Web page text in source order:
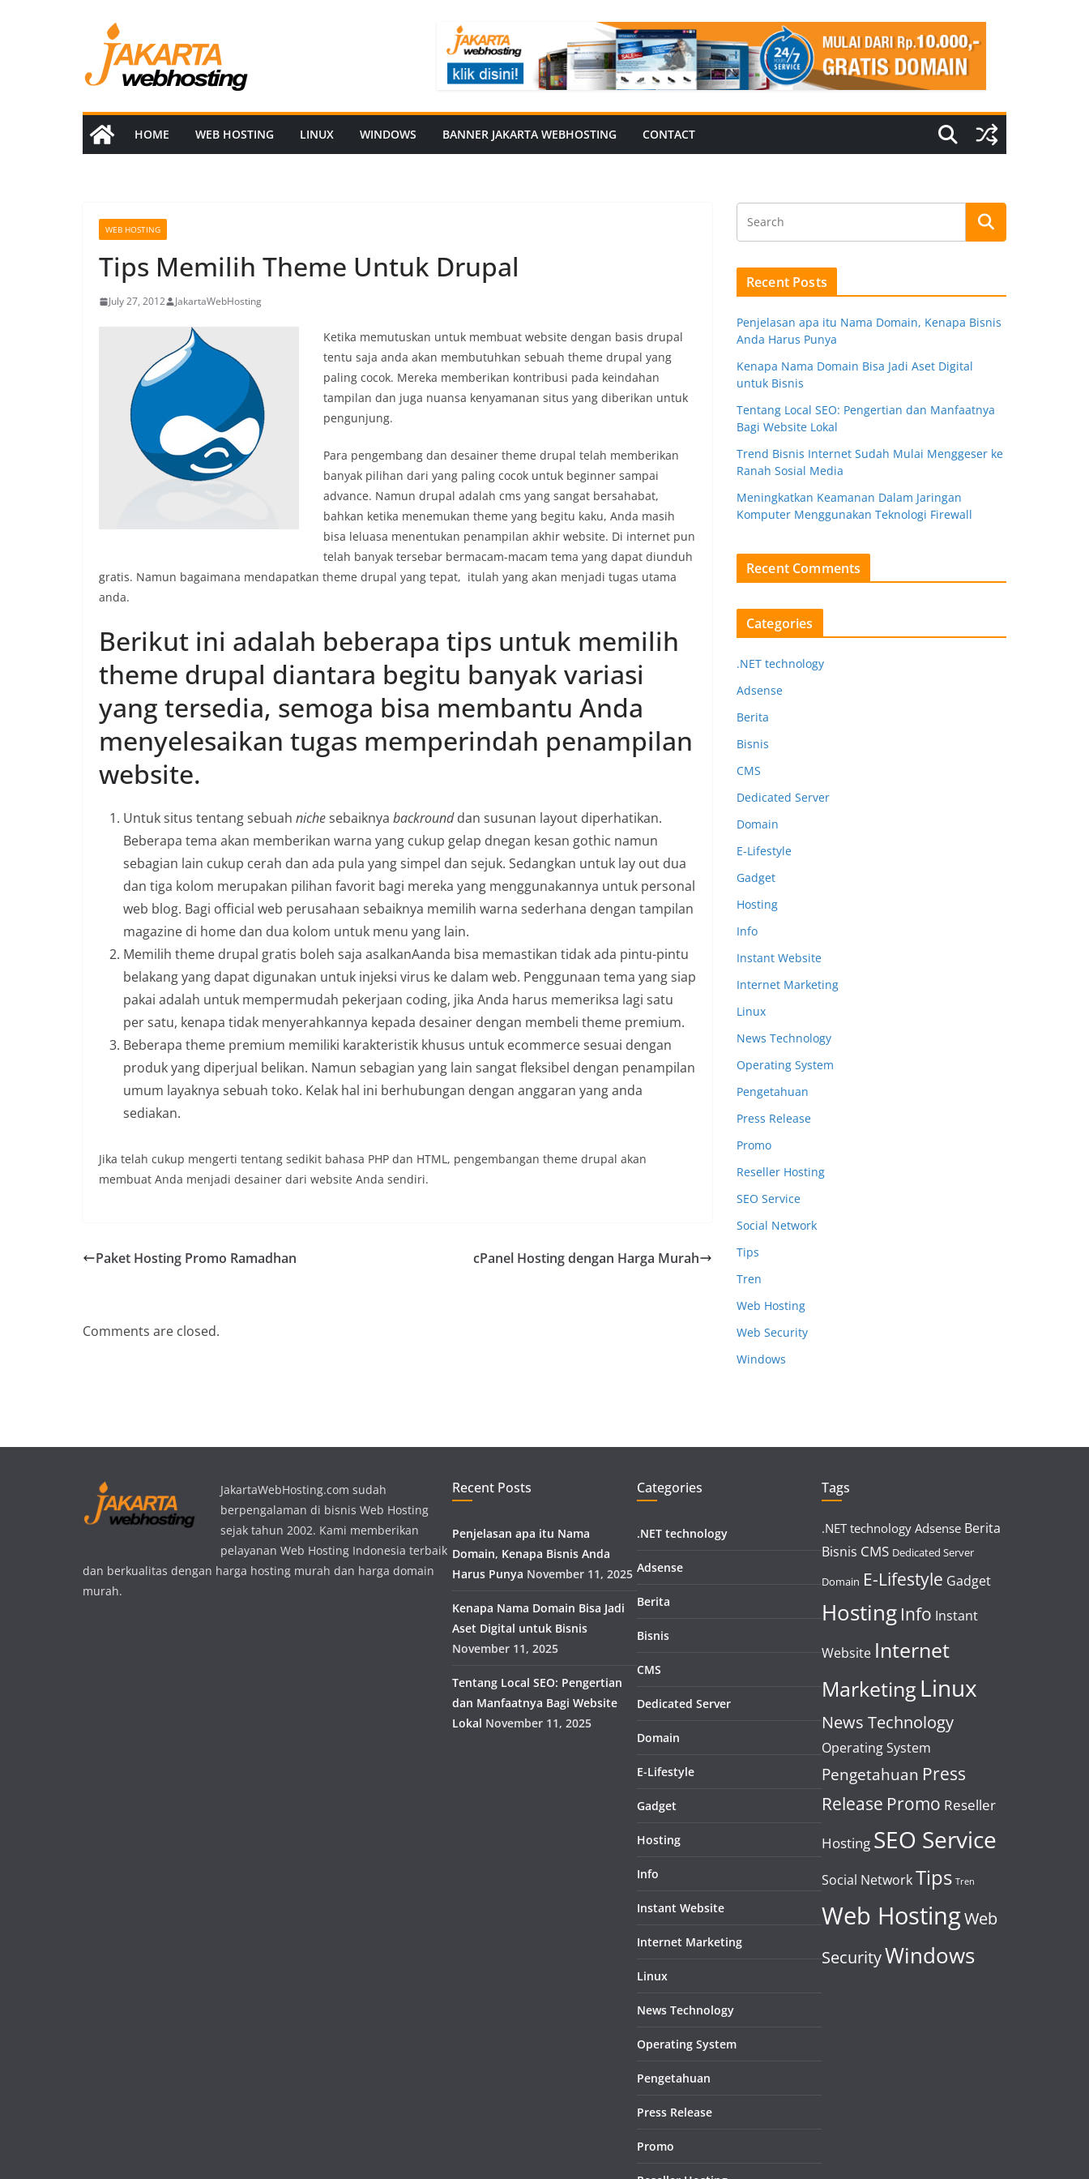
HOME WEB HOSTING LINUX WINDOWS BANNER JAKARTA WEBHOSTING CONTACT
WEB HOSTING
Tips Memilih Theme Untuk Drupal
July 27, 2012 JakartaWebHosting
Ketika memutuskan untuk membuat website dengan basis drupal
tentu saja anda akan membutuhkan sebuah theme drupal yang
paling cocok. Mereka memberikan kontribusi pada keindahan
tampilan dan juga nuansa kenyamanan situs yang diberikan untuk
pengunjung.
Para pengembang dan desainer theme drupal telah memberikan
banyak pilihan dari yang paling cocok untuk beginner sampai
advance. Namun drupal adalah cms yang sangat bersahabat,
bahkan ketika menemukan theme yang begitu kaku, Anda masih
bisa leluasa menentukan penampilan akhir website. Di internet pun
telah banyak tersebar bermacam-macam tema yang dapat diunduh
gratis. Namun bagaimana mendapatkan theme drupal yang tepat, itulah yang akan menjadi tugas utama
anda.
Berikut ini adalah beberapa tips untuk memilih
theme drupal diantara begitu banyak variasi
yang tersedia, semoga bisa membantu Anda
menyelesaikan tugas memperindah penampilan
website.
Untuk situs tentang sebuah nichesebaiknya backrounddan susunan layout diperhatikan.
Beberapa tema akan memberikan warna yang cukup gelap dnegan kesan gothic namun
sebagian lain cukup cerah dan ada pula yang simpel dan sejuk. Sedangkan untuk lay out dua
dan tiga kolom merupakan pilihan favorit bagi mereka yang menggunakannya untuk personal
web blog. Bagi official web perusahaan sebaiknya memilih warna sederhana dengan tampilan
magazine di home dan dua kolom untuk menu yang lain.
Memilih theme drupal gratis boleh saja asalkanAanda bisa memastikan tidak ada pintu-pintu
belakang yang dapat digunakan untuk injeksi virus ke dalam web. Penggunaan tema yang siap
pakai adalah untuk mempermudah pekerjaan coding, jika Anda harus memeriksa lagi satu
per satu, kenapa tidak menyerahkannya kepada desainer dengan membeli theme premium.
Beberapa theme premium memiliki karakteristik khusus untuk ecommerce sesuai dengan
produk yang diperjual belikan. Namun sebagian yang lain sangat fleksibel dengan penampilan
umum layaknya sebuah toko. Kelak hal ini berhubungan dengan anggaran yang anda
sediakan.
Jika telah cukup mengerti tentang sedikit bahasa PHP dan HTML, pengembangan theme drupal akan
membuat Anda menjadi desainer dari website Anda sendiri.
Paket Hosting Promo Ramadhan cPanel Hosting dengan Harga Murah
Comments are closed.
Recent Posts
Penjelasan apa itu Nama Domain, Kenapa Bisnis
Anda Harus Punya
Kenapa Nama Domain Bisa Jadi Aset Digital
untuk Bisnis
Tentang Local SEO: Pengertian dan Manfaatnya
Bagi Website Lokal
Trend Bisnis Internet Sudah Mulai Menggeser ke
Ranah Sosial Media
Meningkatkan Keamanan Dalam Jaringan
Komputer Menggunakan Teknologi Firewall
Recent Comments
Categories
.NET technology
Adsense
Berita
Bisnis
CMS
Dedicated Server
Domain
E-Lifestyle
Gadget
Hosting
Info
Instant Website
Internet Marketing
Linux
News Technology
Operating System
Pengetahuan
Press Release
Promo
Reseller Hosting
SEO Service
Social Network
Tips
Tren
Web Hosting
Web Security
Windows
JakartaWebHosting.com sudah
berpengalaman di bisnis Web Hosting
sejak tahun 2002. Kami memberikan
pelayanan Web Hosting Indonesia terbaik
dan berkualitas dengan harga hosting murah dan harga domain
murah.
Recent Posts
Penjelasan apa itu Nama
Domain, Kenapa Bisnis Anda
Harus Punya November 11, 2025
Kenapa Nama Domain Bisa Jadi
Aset Digital untuk Bisnis
November 11, 2025
Tentang Local SEO: Pengertian
dan Manfaatnya Bagi Website
Lokal November 11, 2025
Categories
.NET technology
Adsense
Berita
Bisnis
CMS
Dedicated Server
Domain
E-Lifestyle
Gadget
Hosting
Info
Instant Website
Internet Marketing
Linux
News Technology
Operating System
Pengetahuan
Press Release
Promo
Tags
.NET technology Adsense Berita
Bisnis CMS Dedicated Server
Domain E-Lifestyle Gadget
Hosting Info Instant
Website Internet
Marketing Linux
News Technology
Operating System
Pengetahuan Press
Release Promo Reseller
Hosting SEO Service
Social NetworkTips Tren
Web HostingWeb
SecurityWindows